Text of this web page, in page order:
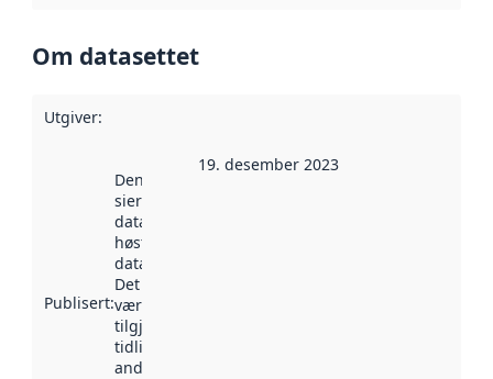
Om datasettet
Utgiver:
Publisert:
Denne datoen
sier når
datasettet ble
høstet av
data.norge.no.
Det kan ha
vært
tilgjengelig
tidligere
andre steder.
19. desember 2023